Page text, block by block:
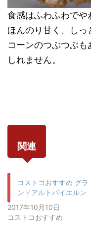
食感はふわふわでや
ほんのり甘く、しっ
コーンのつぶつぶ
しれません。
関連
コストコおすすめ グラ
ンドアルトバイエルン
2017年10月10日
コストコおすすめ